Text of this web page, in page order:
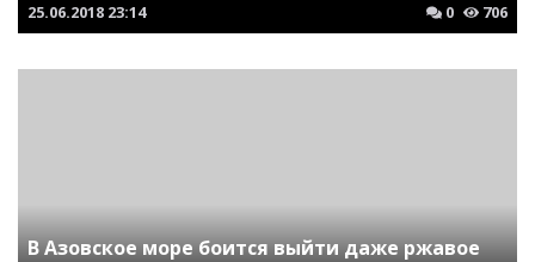
25.06.2018 23:14 0 706
В Азовское море боится выйти даже ржавое